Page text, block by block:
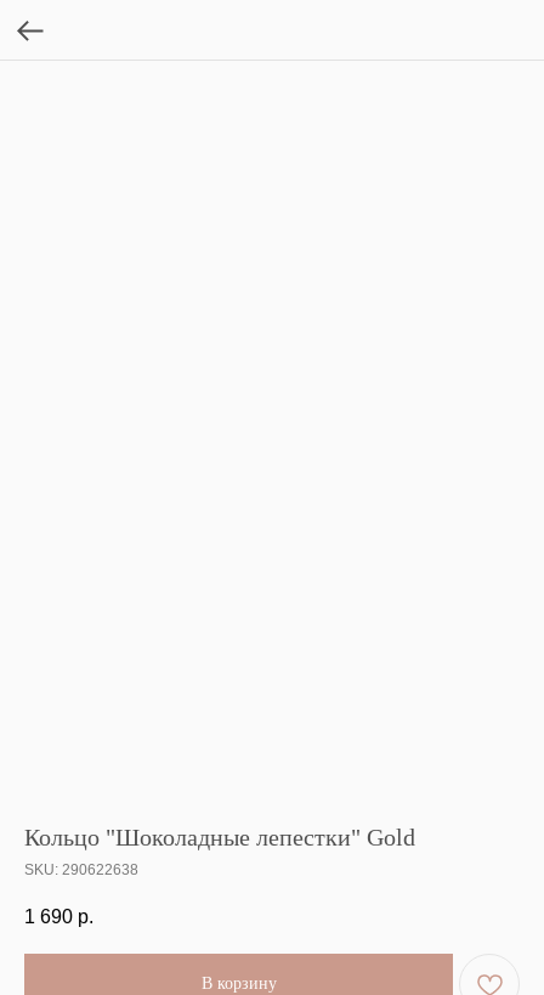
Кольцо "Шоколадные лепестки" Gold
SKU: 290622638
1 690 р.
В корзину